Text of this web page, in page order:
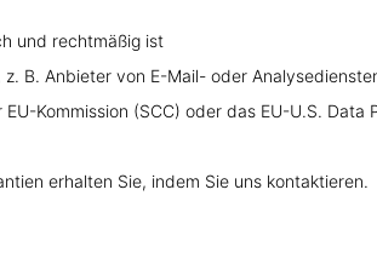
und rechtmäßig ist
B. Anbieter von E-Mail- oder
(SCC) oder das EU-U.S. Data
erhalten Sie, indem Sie uns kontaktieren.